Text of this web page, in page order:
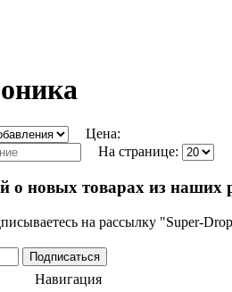
Цена:
На странице:
о новых товарах из наших
на рассылку "Super-
Подписаться
Навигация